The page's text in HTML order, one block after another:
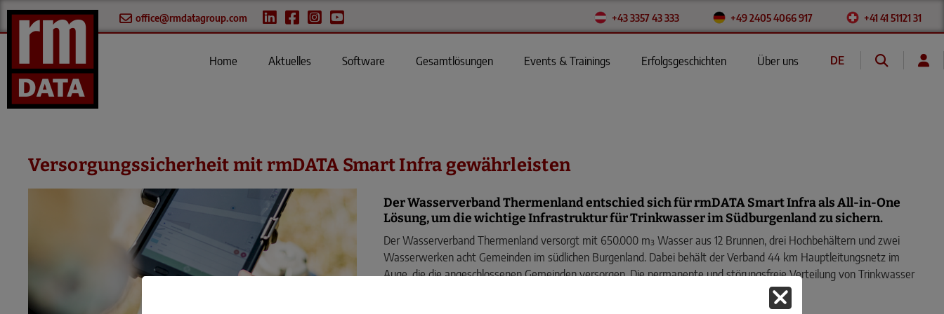
office@rmdatagroup.com +43 3357 43 333 +49 2405 4066 917 +41 41 51121 31
Home Aktuelles Software Gesamtlösungen Events & Trainings Erfolgsgeschichten Über uns
DE
Versorgungssicherheit mit rmDATA Smart Infra gewährleisten
Der Wasserverband Thermenland entschied sich für rmDATA Smart Infra als All-in-One
Lösung, um die wichtige Infrastruktur für Trinkwasser im Südburgenland zu sichern.
Der Wasserverband Thermenland versorgt mit 650.000 m³ Wasser aus 12 Brunnen, drei Hochbehältern und zwei
Wasserwerken acht Gemeinden im südlichen Burgenland. Dabei behält der Verband 44 km Hauptleitungsnetz im
Auge, die die angeschlossenen Gemeinden versorgen. Die permanente und störungsfreie Verteilung von Trinkwasser